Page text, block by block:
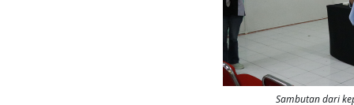
Sambutan dari